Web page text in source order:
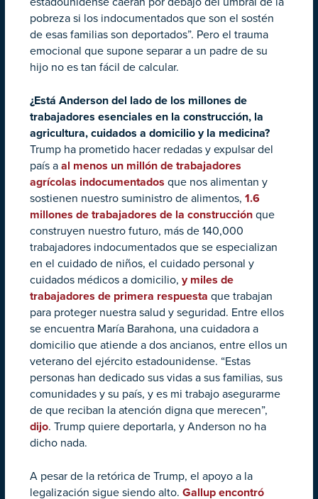
pobreza si los indocumentados que son el sostén
de esas familias son deportados”. Pero el trauma
emocional que supone separar a un padre de su
hijo no es tan fácil de calcular.
¿Está Anderson del lado de los millones de
trabajadores esenciales en la construcción, la
agricultura, cuidados a domicilio y la medicina?
Trump ha prometido hacer redadas y expulsar del
país a al menos un millón de trabajadores
agrícolas indocumentados que nos alimentan y
sostienen nuestro suministro de alimentos, 1.6
millones de trabajadores de la construcción que
construyen nuestro futuro, más de 140,000
trabajadores indocumentados que se especializan
en el cuidado de niños, el cuidado personal y
cuidados médicos a domicilio, y miles de
trabajadores de primera respuesta que trabajan
para proteger nuestra salud y seguridad. Entre ellos
se encuentra María Barahona, una cuidadora a
domicilio que atiende a dos ancianos, entre ellos un
veterano del ejército estadounidense. “Estas
personas han dedicado sus vidas a sus familias, sus
comunidades y su país, y es mi trabajo asegurarme
de que reciban la atención digna que merecen”,
dijo. Trump quiere deportarla, y Anderson no ha
dicho nada.
A pesar de la retórica de Trump, el apoyo a la
legalización sigue siendo alto. Gallup encontró